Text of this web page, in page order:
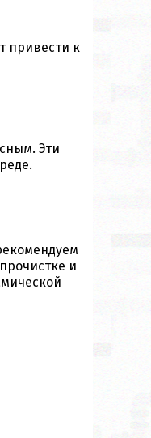
привести к
Эти
и